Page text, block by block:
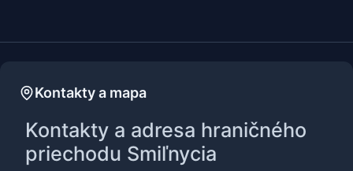
Kontakty a mapa
Kontakty a adresa hraničného
priechodu Smiľnycia